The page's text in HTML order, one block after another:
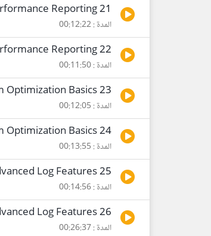
21 RHCE7 System Performance Reporting
المدة : 00:12:22
22 RHCE7 System Performance Reporting
المدة : 00:11:50
23 RHCE7 System Optimization Basics
المدة : 00:12:05
24 RHCE7 System Optimization Basics
المدة : 00:13:55
25 RHCE7 Configuring Advanced Log Features
المدة : 00:14:56
26 RHCE7 Configuring Advanced Log Features
المدة : 00:26:37